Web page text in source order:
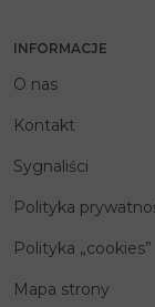
INFORMACJE
O nas
Kontakt
Sygnaliści
Polityka
Polityka „cookies”
Mapa strony